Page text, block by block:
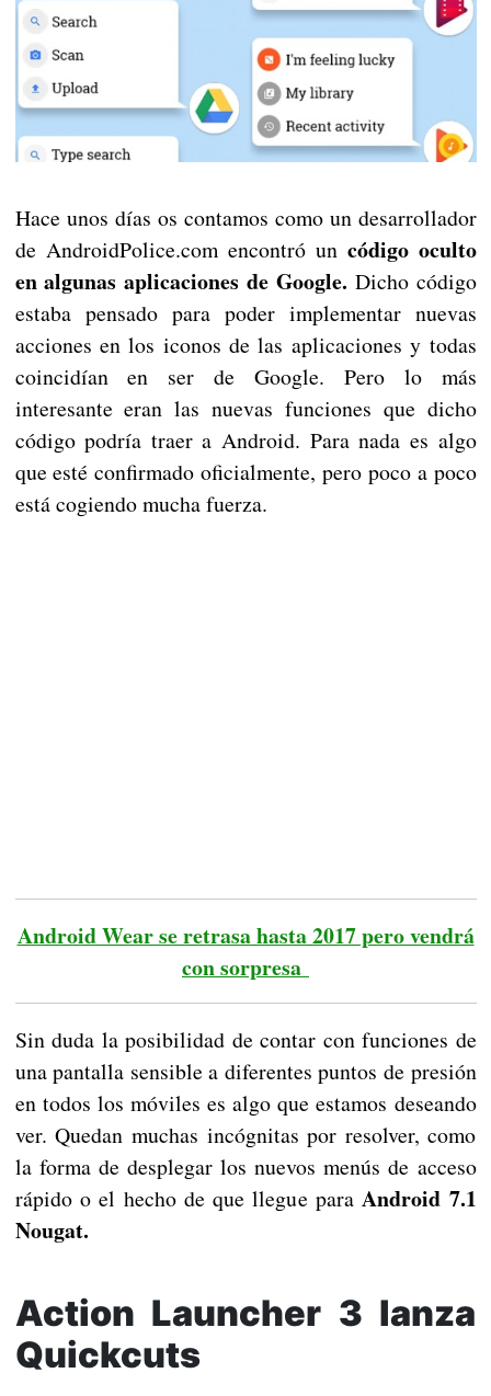
Hace unos días os contamos como un desarrollador
de AndroidPolice.com encontró un código oculto
en algunas aplicaciones de Google. Dicho código
estaba pensado para poder implementar nuevas
acciones en los iconos de las aplicaciones y todas
coincidían en ser de Google. Pero lo más
interesante eran las nuevas funciones que dicho
código podría traer a Android. Para nada es algo
que esté confirmado oficialmente, pero poco a poco
está cogiendo mucha fuerza.
Android Wear se retrasa hasta 2017 pero vendrá
con sorpresa
Sin duda la posibilidad de contar con funciones de
una pantalla sensible a diferentes puntos de presión
en todos los móviles es algo que estamos deseando
ver. Quedan muchas incógnitas por resolver, como
la forma de desplegar los nuevos menús de acceso
rápido o el hecho de que llegue paraAndroid 7.1
Nougat.
Action Launcher 3 lanza
Quickcuts